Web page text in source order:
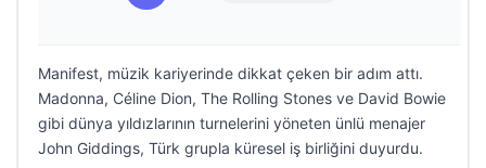
Manifest, müzik kariyerinde dikkat çeken bir adım attı.
Madonna, Céline Dion, The Rolling Stones ve David Bowie
gibi dünya yıldızlarının turnelerini yöneten ünlü menajer
John Giddings, Türk grupla küresel iş birliğini duyurdu.